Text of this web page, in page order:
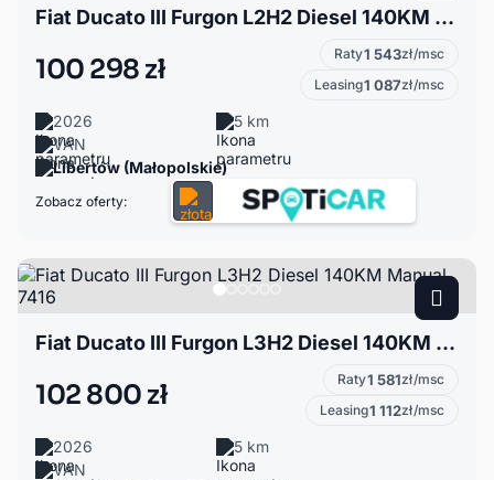
Fiat Ducato III Furgon L2H2 Diesel 140KM 9475
100 298 zł Raty1 543zł/msc
Leasing1 087zł/msc
2026
5 km
VAN
Libertów (Małopolskie)
Zobacz oferty:
Fiat Ducato III Furgon L3H2 Diesel 140KM Manual 7416
102 800 zł Raty1 581zł/msc
Leasing1 112zł/msc
2026
5 km
VAN